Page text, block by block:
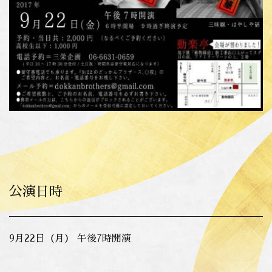
公演日時
9月22日（月） 午後7時開演